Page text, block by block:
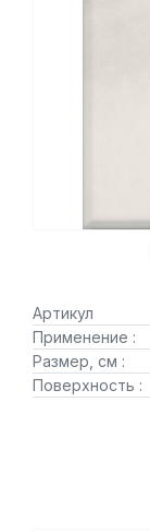
Артикул
Применение :
Размер, см :
Поверхность :